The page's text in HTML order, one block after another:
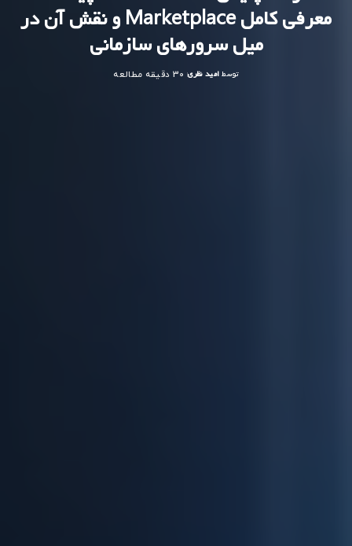
معرفی کامل Marketplace و نقش آن در
میل سرورهای سازمانی
ارسال
توسط امید نظری 30 دقیقه مطالعه